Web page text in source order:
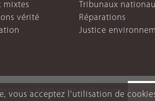
vous acceptez l'utilisation de
mixtes
Tribunaux
vérité
Réparations
Justice
dans votre boîte e-mail